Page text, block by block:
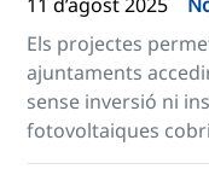
Els projectes
ajuntaments
sense inversió ni
fotovoltaiques